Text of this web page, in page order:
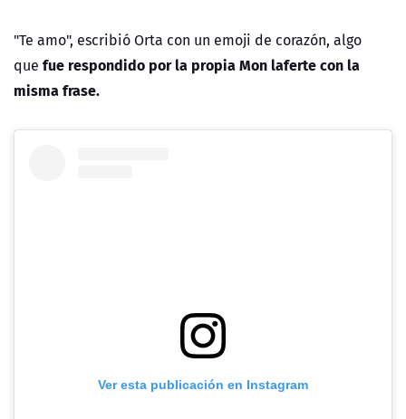
"Te amo", escribió Orta con un emoji de corazón, algo
que fue respondido por la propia Mon laferte con la
misma frase.
Ver esta publicación en Instagram